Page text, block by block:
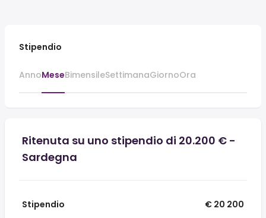
Stipendio
AnnoMeseBimensileSettimanaGiornoOra
Ritenuta su uno stipendio di 20.200 € -
Sardegna
Stipendio
€ 20 200